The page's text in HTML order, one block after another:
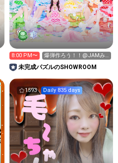
8:00 PM〜
爆弾作ろう！！@JAMみ
かんで出た
い！！！！！！
未完成パズルのSHOWROOM
1593 Daily 835 days